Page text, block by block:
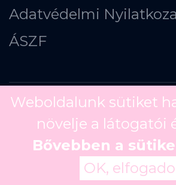
Adatvédelmi
ÁSZF
Copyright © 2026
Weboldalunk sütiket
növelje a látogatói
Bővebben a
OK,